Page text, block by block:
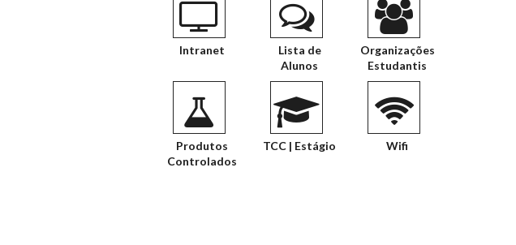
Intranet
Lista de
Alunos
Organizações
Estudantis
Produtos
Controlados
TCC | Estágio Wifi